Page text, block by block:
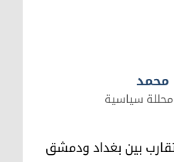
سياسية
بين بغداد ودمشق